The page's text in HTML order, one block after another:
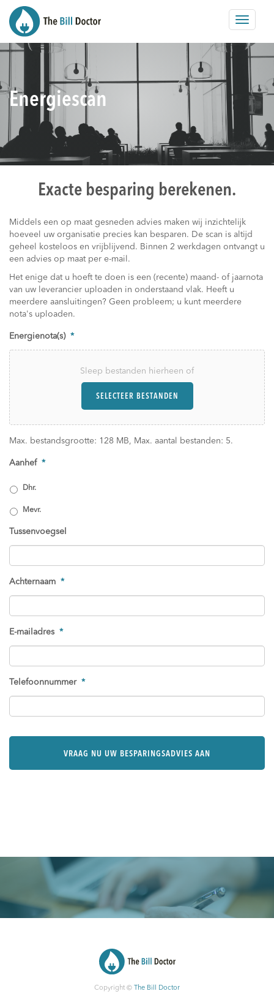
Toggle
Energiescan
Exacte besparing berekenen.
Middels een op maat gesneden advies maken wij inzichtelijk
hoeveel uw organisatie precies kan besparen. De scan is altijd
geheel kosteloos en vrijblijvend. Binnen 2 werkdagen ontvangt u
een advies op maat per e-mail.
Het enige dat u hoeft te doen is een (recente) maand- of jaarnota
van uw leverancier uploaden in onderstaand vlak. Heeft u
meerdere aansluitingen? Geen probleem; u kunt meerdere
nota's uploaden.
Energienota(s) *
Sleep bestanden hierheen of
SELECTEER BESTANDEN
Max. bestandsgrootte: 128 MB, Max. aantal bestanden: 5.
Aanhef *
Dhr.
Mevr.
Tussenvoegsel
Achternaam *
E-mailadres *
Telefoonnummer *
Copyright © The Bill Doctor